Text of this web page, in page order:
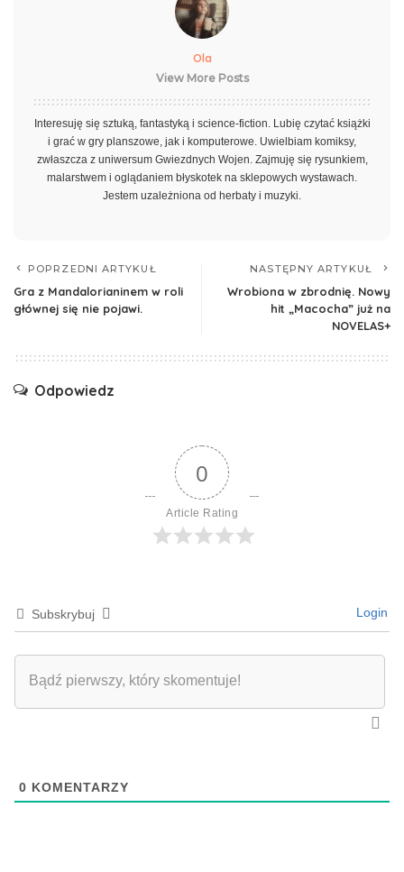
Ola
View More Posts
Interesuję się sztuką, fantastyką i science-fiction. Lubię czytać książki
i grać w gry planszowe, jak i komputerowe. Uwielbiam komiksy,
zwłaszcza z uniwersum Gwiezdnych Wojen. Zajmuję się rysunkiem,
malarstwem i oglądaniem błyskotek na sklepowych wystawach.
Jestem uzależniona od herbaty i muzyki.
POPRZEDNI ARTYKUŁ
Gra z Mandalorianinem w roli
głównej się nie pojawi.
NASTĘPNY ARTYKUŁ
Wrobiona w zbrodnię. Nowy
hit „Macocha” już na
NOVELAS+
Odpowiedz
0
Article Rating
Subskrybuj Login
0 KOMENTARZY